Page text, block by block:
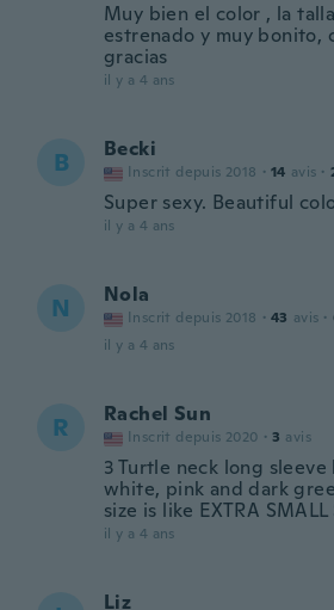
Muy bien el color , la
estrenado y muy bonito,
gracias
il y a 4 ans
B Becki
Inscrit depuis 2018 · 14 avis ·
Super sexy. Beautiful
il y a 4 ans
N Nola
Inscrit depuis 2018 · 43 avis ·
il y a 4 ans
R Rachel Sun
Inscrit depuis 2020 · 3 avis
3 Turtle neck long sleeve
white, pink and dark
size is like EXTRA SMALL
il y a 4 ans
Liz